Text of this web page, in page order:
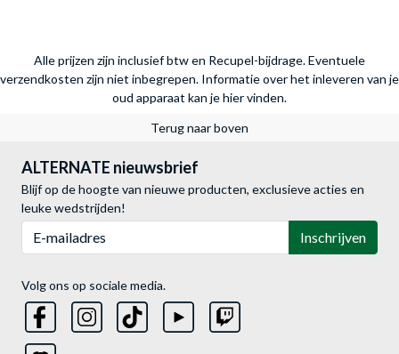
Alle prijzen zijn inclusief btw en Recupel-bijdrage. Eventuele
verzendkosten zijn niet inbegrepen. Informatie over het inleveren van je
oud apparaat kan je hier vinden.
Terug naar boven
ALTERNATE nieuwsbrief
Blijf op de hoogte van nieuwe producten, exclusieve acties en
leuke wedstrijden!
Inschrijven
Volg ons op sociale media.